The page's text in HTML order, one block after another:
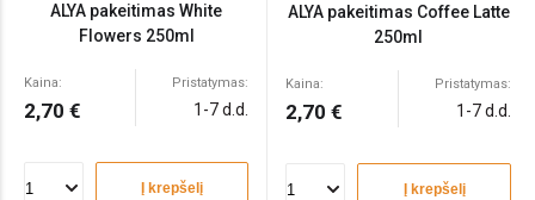
ALYA pakeitimas White
Flowers 250ml
Kaina:
2,70 €
Pristatymas:
1-7 d.d.
Į krepšelį
ALYA pakeitimas Coffee Latte
250ml
Kaina:
2,70 €
Pristatymas:
1-7 d.d.
Į krepšelį